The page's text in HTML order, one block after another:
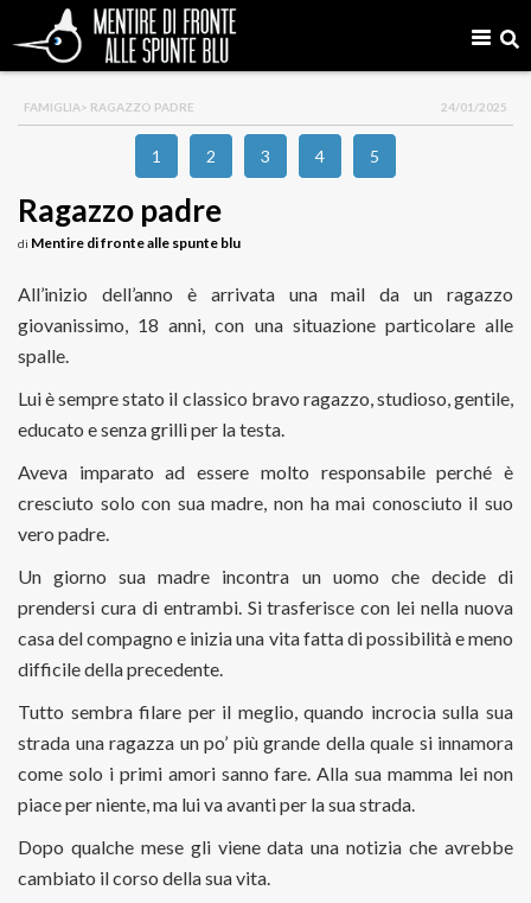
FAMIGLIA> RAGAZZO PADRE 24/01/2025
1 2 3 4 5
Ragazzo padre
di Mentire di fronte alle spunte blu
All’inizio dell’anno è arrivata una mail da un ragazzo
giovanissimo, 18 anni, con una situazione particolare alle
spalle.
Lui è sempre stato il classico bravo ragazzo, studioso, gentile,
educato e senza grilli per la testa.
Aveva imparato ad essere molto responsabile perché è
cresciuto solo con sua madre, non ha mai conosciuto il suo
vero padre.
Un giorno sua madre incontra un uomo che decide di
prendersi cura di entrambi. Si trasferisce con lei nella nuova
casa del compagno e inizia una vita fatta di possibilità e meno
difficile della precedente.
Tutto sembra filare per il meglio, quando incrocia sulla sua
strada una ragazza un po’ più grande della quale si innamora
come solo i primi amori sanno fare. Alla sua mamma lei non
piace per niente, ma lui va avanti per la sua strada.
Dopo qualche mese gli viene data una notizia che avrebbe
cambiato il corso della sua vita.